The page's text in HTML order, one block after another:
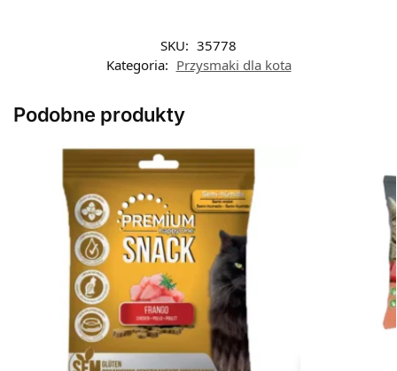
SKU: 35778
Kategoria: Przysmaki dla kota
Podobne produkty